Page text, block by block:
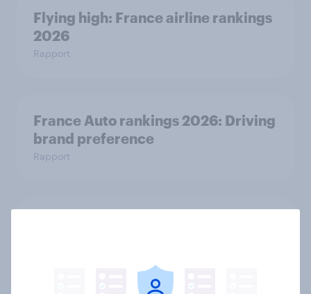
Flying high: France airline rankings
2026
Rapport
France Auto rankings 2026: ​Driving
brand preference
Rapport